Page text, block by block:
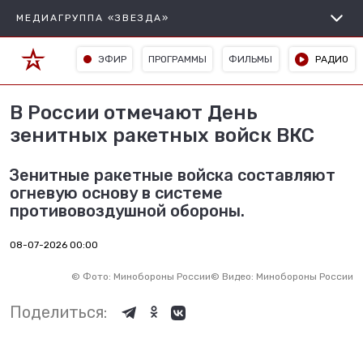
МЕДИАГРУППА «ЗВЕЗДА»
ЭФИР ПРОГРАММЫ ФИЛЬМЫ РАДИО
В России отмечают День
зенитных ракетных войск ВКС
Зенитные ракетные войска составляют
огневую основу в системе
противовоздушной обороны.
08-07-2026 00:00
© Фото: Минобороны России© Видео: Минобороны России
Поделиться: